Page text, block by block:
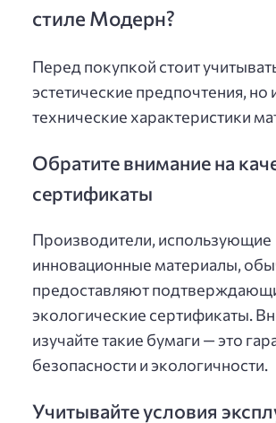
стиле Модерн?
Перед покупкой стоит
эстетические предпочтения, но
технические характеристики
Обратите внимание на
сертификаты
Производители, использующие
инновационные материалы,
предоставляют
экологические сертификаты.
изучайте такие бумаги — это
безопасности и экологичности.
Учитывайте условия